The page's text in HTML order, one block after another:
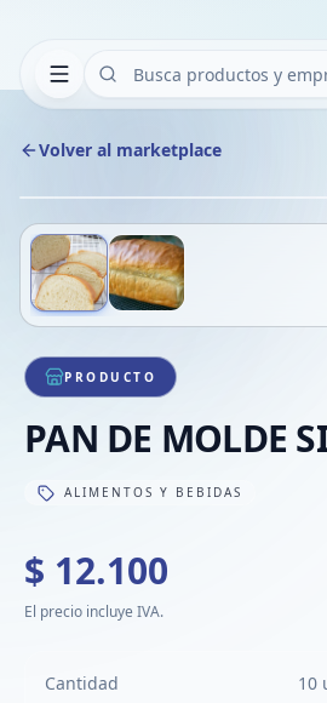
Volver al marketplace
1/2
PRODUCTO
PAN DE MOLDE
ALIMENTOS Y BEBIDAS
$ 12.100
El precio incluye IVA.
Cantidad 10